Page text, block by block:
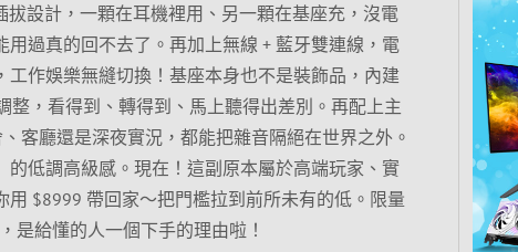
設計，一顆在耳機裡用、另一顆在基座充，沒電
過真的回不去了。再加上無線 + 藍牙雙連線，電
作娛樂無縫切換！基座本身也不是裝飾品，內建
整，看得到、轉得到、馬上聽得出差別。再配上主
客廳還是深夜實況，都能把雜音隔絕在世界之外。
低調高級感。現在！這副原本屬於高端玩家、實
$8999 帶回家～把門檻拉到前所未有的低。限量
是給懂的人一個下手的理由啦！